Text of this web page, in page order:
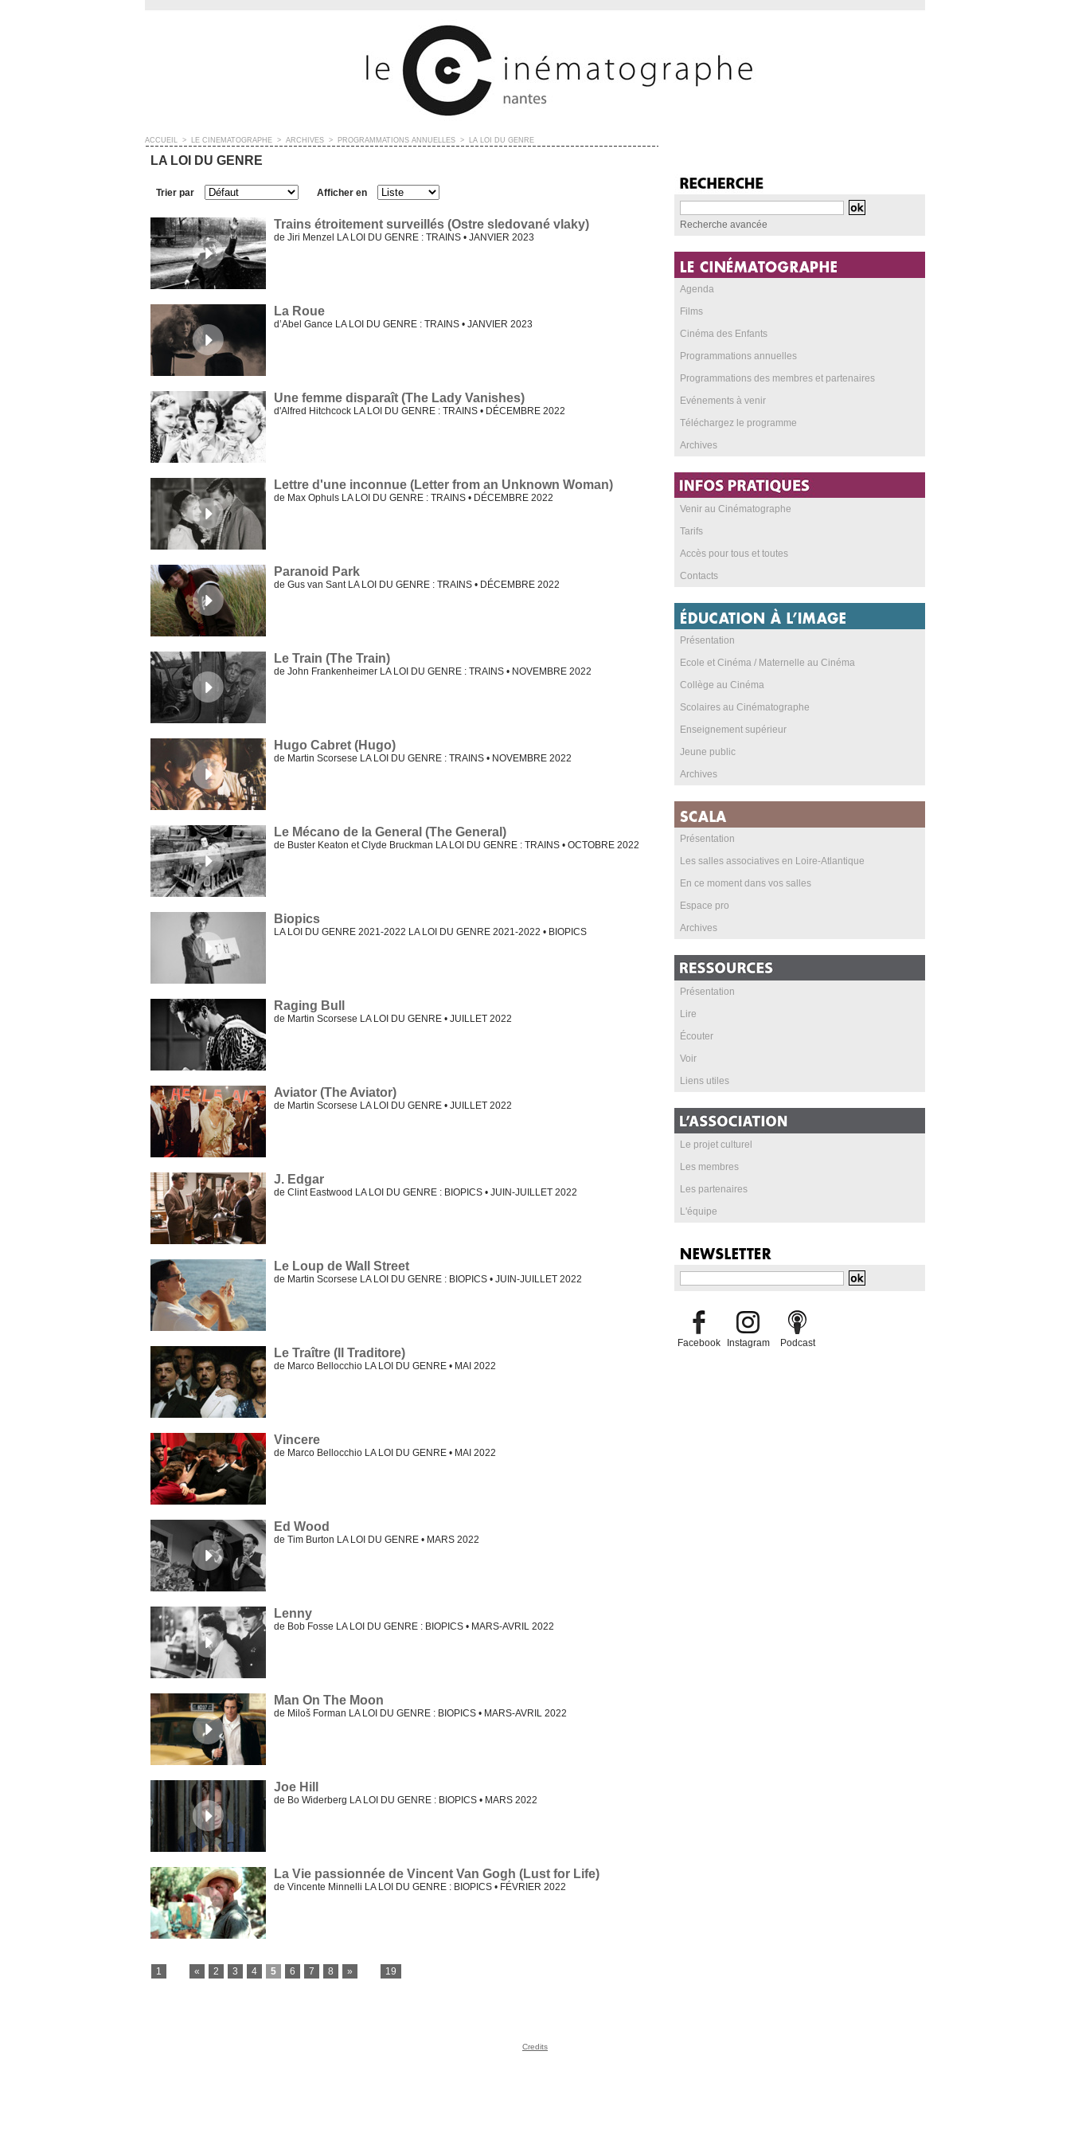
ACCUEIL > LE CINÉMATOGRAPHE > ARCHIVES > PROGRAMMATIONS ANNUELLES > LA LOI DU GENRE
LA LOI DU GENRE
Trier par Afficher en
Trains étroitement surveillés (Ostre sledované vlaky)
de Jiri Menzel LA LOI DU GENRE : TRAINS • JANVIER 2023
La Roue
d’Abel Gance LA LOI DU GENRE : TRAINS • JANVIER 2023
Une femme disparaît (The Lady Vanishes)
d'Alfred Hitchcock LA LOI DU GENRE : TRAINS • DÉCEMBRE 2022
Lettre d'une inconnue (Letter from an Unknown Woman)
de Max Ophuls LA LOI DU GENRE : TRAINS • DÉCEMBRE 2022
Paranoid Park
de Gus van Sant LA LOI DU GENRE : TRAINS • DÉCEMBRE 2022
Le Train (The Train)
de John Frankenheimer LA LOI DU GENRE : TRAINS • NOVEMBRE 2022
Hugo Cabret (Hugo)
de Martin Scorsese LA LOI DU GENRE : TRAINS • NOVEMBRE 2022
Le Mécano de la General (The General)
de Buster Keaton et Clyde Bruckman LA LOI DU GENRE : TRAINS • OCTOBRE 2022
Biopics
LA LOI DU GENRE 2021-2022 LA LOI DU GENRE 2021-2022 • BIOPICS
Raging Bull
de Martin Scorsese LA LOI DU GENRE • JUILLET 2022
Aviator (The Aviator)
de Martin Scorsese LA LOI DU GENRE • JUILLET 2022
J. Edgar
de Clint Eastwood LA LOI DU GENRE : BIOPICS • JUIN-JUILLET 2022
Le Loup de Wall Street
de Martin Scorsese LA LOI DU GENRE : BIOPICS • JUIN-JUILLET 2022
Le Traître (Il Traditore)
de Marco Bellocchio LA LOI DU GENRE • MAI 2022
Vincere
de Marco Bellocchio LA LOI DU GENRE • MAI 2022
Ed Wood
de Tim Burton LA LOI DU GENRE • MARS 2022
Lenny
de Bob Fosse LA LOI DU GENRE : BIOPICS • MARS-AVRIL 2022
Man On The Moon
de Miloš Forman LA LOI DU GENRE : BIOPICS • MARS-AVRIL 2022
Joe Hill
de Bo Widerberg LA LOI DU GENRE : BIOPICS • MARS 2022
La Vie passionnée de Vincent Van Gogh (Lust for Life)
de Vincente Minnelli LA LOI DU GENRE : BIOPICS • FÉVRIER 2022
1 « 2 3 4 5 6 7 8 » 19
Recherche avancée
Agenda
Films
Cinéma des Enfants
Programmations annuelles
Programmations des membres et partenaires
Evénements à venir
Téléchargez le programme
Archives
Venir au Cinématographe
Tarifs
Accès pour tous et toutes
Contacts
Présentation
Ecole et Cinéma / Maternelle au Cinéma
Collège au Cinéma
Scolaires au Cinématographe
Enseignement supérieur
Jeune public
Archives
Présentation
Les salles associatives en Loire-Atlantique
En ce moment dans vos salles
Espace pro
Archives
Présentation
Lire
Écouter
Voir
Liens utiles
Le projet culturel
Les membres
Les partenaires
L'équipe
Facebook Instagram Podcast
Credits